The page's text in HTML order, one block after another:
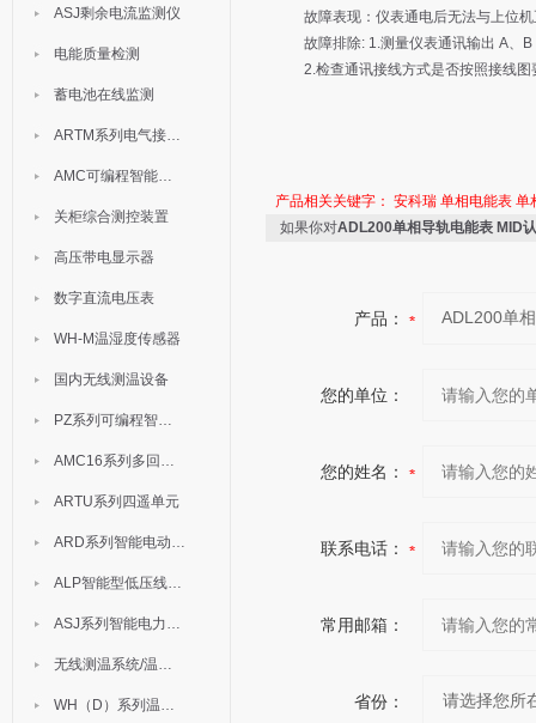
ASJ剩余电流监测仪
电能质量检测
蓄电池在线监测
ARTM系列电气接点测温装置
AMC可编程智能电测表
关柜综合测控装置
高压带电显示器
数字直流电压表
WH-M温湿度传感器
国内无线测温设备
PZ系列可编程智能表
AMC16系列多回路监控装置
ARTU系列四遥单元
ARD系列智能电动机保护器
ALP智能型低压线路保护装置
ASJ系列智能电力继电器
无线测温系统/温度巡检
WH（D）系列温湿度控制器
故障表现：仪表通电后无法与上位机
故障排除: 1.测量仪表通讯输出 A、B
2.检查通讯接线方式是否按照接线图
产品相关关键字： 安科瑞 单相电能表 单
如果你对ADL200单相导轨电能表 MID
产品：
您的单位：
您的姓名：
联系电话：
常用邮箱：
省份：